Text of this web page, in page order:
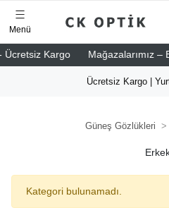
Kargo Mağazalarımız –
Menü
Ücretsiz Kargo |
Güneş Gözlükleri
Kategori bulunamadı.